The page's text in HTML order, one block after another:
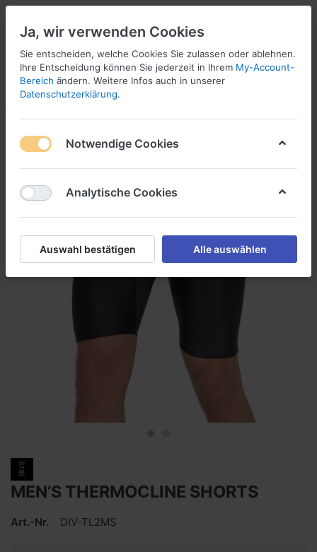
Menü Anmelden
16
MEN’S THERMOCLINE SHORTS
Art.-Nr. DIV-TL2MS
Ja, wir verwenden Cookies
Sie entscheiden, welche Cookies Sie zulassen oder ablehnen.
Ihre Entscheidung können Sie jederzeit in Ihrem My-Account-
Bereich ändern. Weitere Infos auch in unserer
Datenschutzerklärung.
Notwendige Cookies
Analytische Cookies
Auswahl bestätigen Alle auswählen